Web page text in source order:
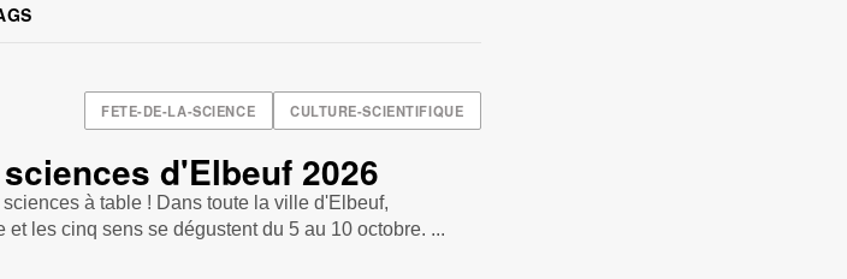
FETE-DE-LA-SCIENCE CULTURE-SCIENTIFIQUE
d'Elbeuf 2026
à table ! Dans toute la ville d'Elbeuf,
et les cinq sens se dégustent du 5 au 10 octobre. ...